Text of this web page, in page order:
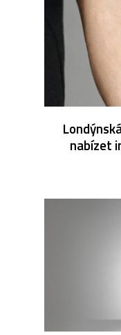
nabízet